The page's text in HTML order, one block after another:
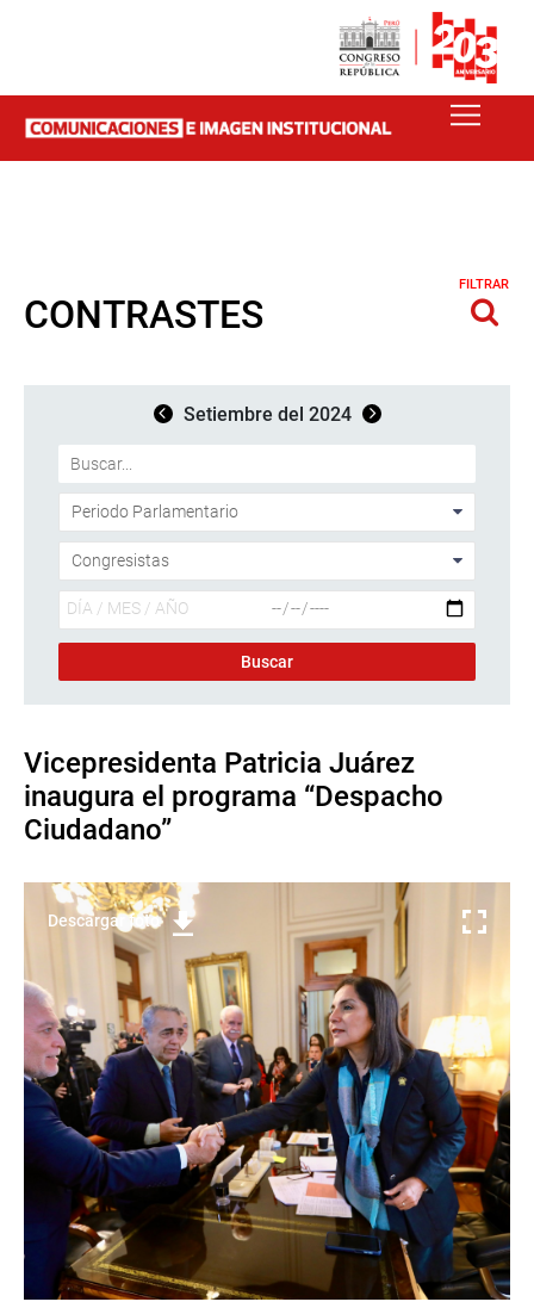
CONTRASTES
FILTRAR
Setiembre del 2024
Vicepresidenta Patricia Juárez
inaugura el programa “Despacho
Ciudadano”
Descargar foto